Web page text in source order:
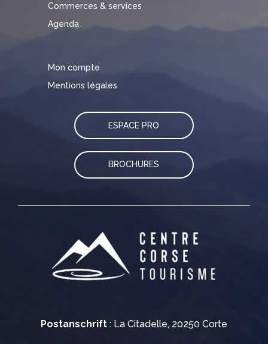
Postanschrift : La Citadelle, 20250 Corte
Commerces & services
Agenda
Mon compte
Mentions légales
ESPACE PRO
BROCHURES